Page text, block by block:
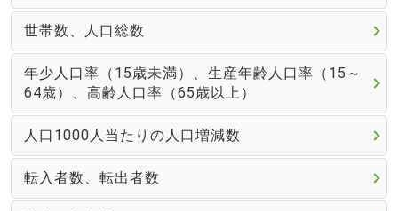
世帯数、人口総数
年少人口率（15歳未満）、生産年齢人口率（15～
64歳）、高齢人口率（65歳以上）
人口1000人当たりの人口増減数
転入者数、転出者数